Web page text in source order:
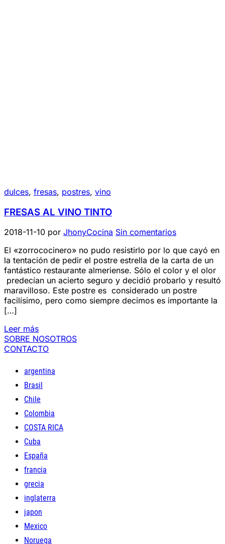
dulces, fresas, postres, vino
FRESAS AL VINO TINTO
2018-11-10 por JhonyCocina Sin comentarios
El «zorrococinero» no pudo resistirlo por lo que cayó en
la tentación de pedir el postre estrella de la carta de un
fantástico restaurante almeriense. Sólo el color y el olor
predecían un acierto seguro y decidió probarlo y resultó
maravilloso. Este postre es considerado un postre
facilísimo, pero como siempre decimos es importante la
[…]
Leer más
SOBRE NOSOTROS
CONTACTO
argentina
Brasil
Chile
Colombia
COSTA RICA
Cuba
España
francia
grecia
inglaterra
japon
Mexico
Noruega